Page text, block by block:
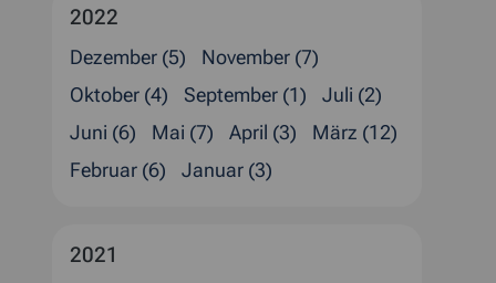
2022
Dezember (5)
November (7)
Oktober (4)
September (1)
Juli (2)
Juni (6)
Mai (7) April (3)
März (12)
Februar (6)
Januar (3)
2021